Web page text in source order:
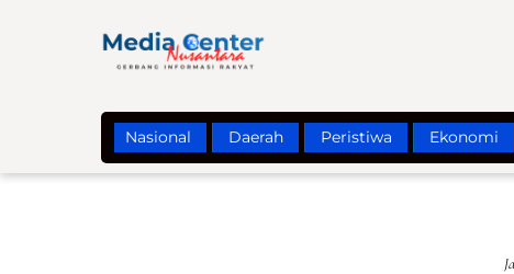
Nasional Daerah Peristiwa Ekonomi